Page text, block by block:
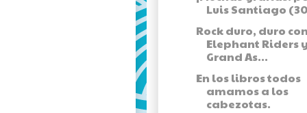
Luis Santiago
Rock duro, duro
Elephant Riders
Grand As...
En los libros todos
amamos a los
cabezotas.